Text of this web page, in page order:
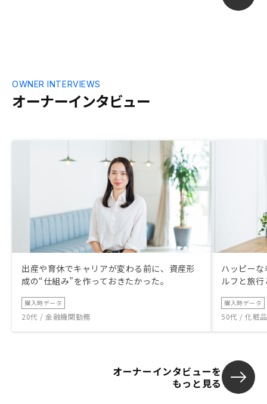
オーナーインタビュー
OWNER INTERVIEWS
出産や育休でキャリアが変わる前に、資産形
成の“仕組み”を作っておきたかった。
購入時データ
20代 / 金融機関勤務
ハッピー
ルフと旅
購入時データ
50代 / 化粧
オーナーインタビューを
もっと見る